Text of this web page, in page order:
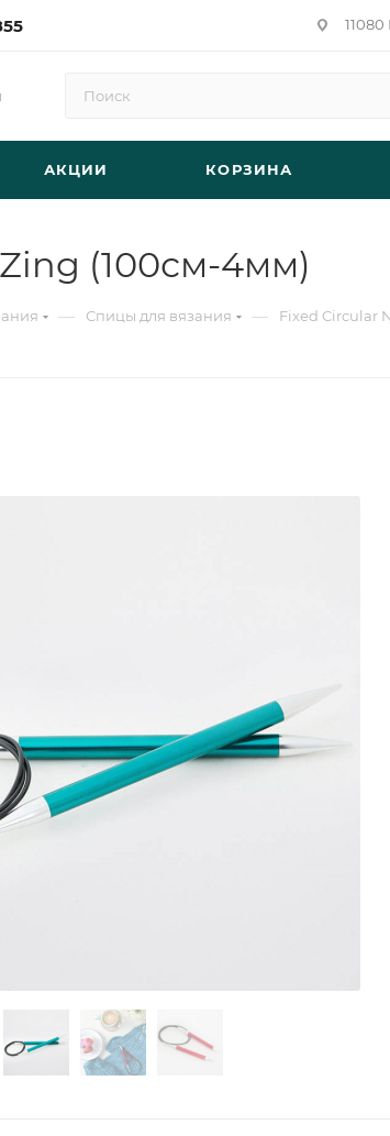
АКЦИИ КОРЗИНА
(100см-4мм)
— Спицы для вязания — Fixed Circular